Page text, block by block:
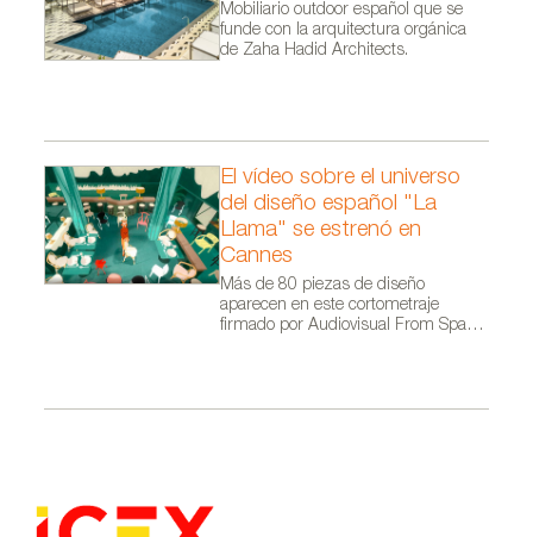
Mobiliario outdoor español que se
funde con la arquitectura orgánica
de Zaha Hadid Architects.
El vídeo sobre el universo
del diseño español "La
Llama" se estrenó en
Cannes
Más de 80 piezas de diseño
aparecen en este cortometraje
firmado por Audiovisual From Spain